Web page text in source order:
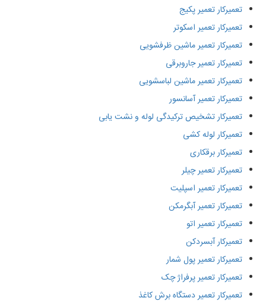
تعمیرکار تعمیر پکیج
تعمیرکار تعمیر اسکوتر
تعمیرکار تعمیر ماشین ظرفشویی
تعمیرکار تعمیر جاروبرقی
تعمیرکار تعمیر ماشین لباسشویی
تعمیرکار تعمیر آسانسور
تعمیرکار تشخیص ترکیدگی لوله و نشت یابی
تعمیرکار لوله کشی
تعمیرکار برقکاری
تعمیرکار تعمیر چیلر
تعمیرکار تعمیر اسپلیت
تعمیرکار تعمیر آبگرمکن
تعمیرکار تعمیر اتو
تعمیرکار آبسردکن
تعمیرکار تعمیر پول شمار
تعمیرکار تعمیر پرفراژ چک
تعمیرکار تعمیر دستگاه برش کاغذ